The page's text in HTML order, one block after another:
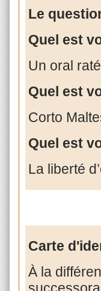
Le
Quel est
Un oral
Quel est
Corto
Quel est
La liberté
Carte
À la